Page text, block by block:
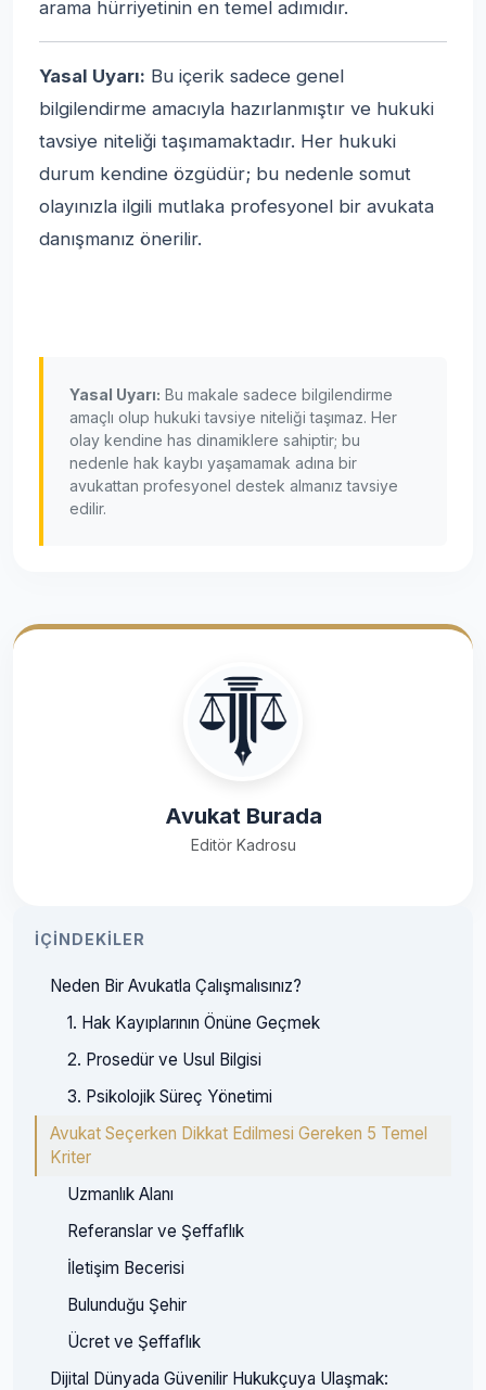
arama hürriyetinin en temel adımıdır.
Yasal Uyarı: Bu içerik sadece genel
bilgilendirme amacıyla hazırlanmıştır ve hukuki
tavsiye niteliği taşımamaktadır. Her hukuki
durum kendine özgüdür; bu nedenle somut
olayınızla ilgili mutlaka profesyonel bir avukata
danışmanız önerilir.
Yasal Uyarı: Bu makale sadece bilgilendirme
amaçlı olup hukuki tavsiye niteliği taşımaz. Her
olay kendine has dinamiklere sahiptir; bu
nedenle hak kaybı yaşamamak adına bir
avukattan profesyonel destek almanız tavsiye
edilir.
Avukat Burada
Editör Kadrosu
İÇINDEKILER
Neden Bir Avukatla Çalışmalısınız?
1. Hak Kayıplarının Önüne Geçmek
2. Prosedür ve Usul Bilgisi
3. Psikolojik Süreç Yönetimi
Avukat Seçerken Dikkat Edilmesi Gereken 5 Temel
Kriter
Uzmanlık Alanı
Referanslar ve Şeffaflık
İletişim Becerisi
Bulunduğu Şehir
Ücret ve Şeffaflık
Dijital Dünyada Güvenilir Hukukçuya Ulaşmak: